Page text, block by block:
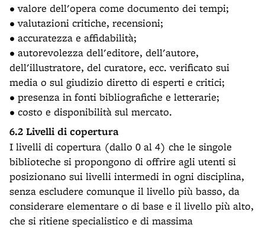
• valore dell'opera come documento dei tempi;
• valutazioni critiche, recensioni;
• accuratezza e affidabilità;
• autorevolezza dell'editore, dell'autore,
dell'illustratore, del curatore, ecc. verificato sui
media o sul giudizio diretto di esperti e critici;
• presenza in fonti bibliografiche e letterarie;
• costo e disponibilità sul mercato.
6.2 Livelli di copertura
I livelli di copertura (dallo 0 al 4) che le singole
biblioteche si propongono di offrire agli utenti si
posizionano sui livelli intermedi in ogni disciplina,
senza escludere comunque il livello più basso, da
considerare elementare o di base e il livello più alto,
che si ritiene specialistico e di massima